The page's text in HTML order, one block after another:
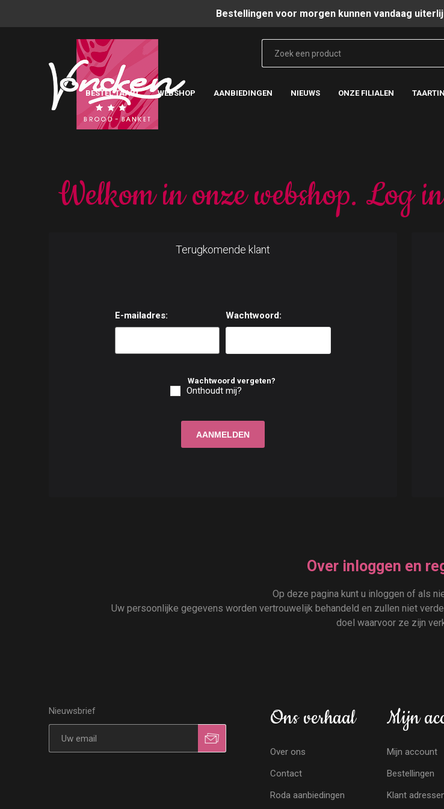
Bestellingen voor morgen kunnen vandaag
BESTEL TAART WEBSHOP AANBIEDINGEN NIEUWS ONZE FILIALEN
Welkom in onze webshop. Log
Terugkomende klant
E-mailadres: Wachtwoord:
Wachtwoord vergeten?
Onthoudt mij?
Over inloggen en
Op deze pagina kunt u inloggen of als
Uw persoonlijke gegevens worden vertrouwelijk behandeld en zullen niet
doel waarvoor ze zijn
Nieuwsbrief Ons verhaal
Over ons
Contact
Roda aanbiedingen
Mijn
Mijn account
Bestellingen
Klant